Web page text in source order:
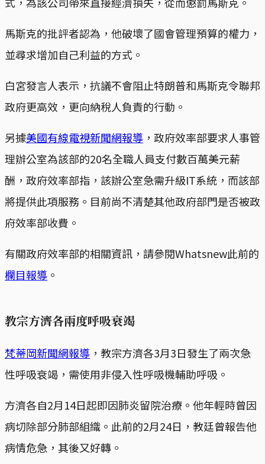
馬斯克的批評者認為，他破壞了國會管理預算的權力，
並尋求增加自己利益的方式。
白宮發言人表示，抗議不會阻止特朗普和馬斯克令聯邦
政府更高效，更向納稅人負責的行動。
另據美國有線電視新聞網報導 ，政府效率部要求人事管
理辦公室為該部的20名全職人員支付數百萬美元薪
酬，政府效率部指，該辦公室急需升級IT系統，而該部
將提供此項服務。目前尚不清楚其他政府部門是否被政
府效率部收費。
有關政府效率部的相關資訊，請參閱Whatsnew此前的
欄目報導 。
教宗方濟各兩度呼吸衰竭
梵蒂岡新聞網報導 ，教宗方濟各3月3日發生了兩次急
性呼吸衰竭，需使用非侵入性呼吸機輔助呼吸。
方濟各自2月14日起即因肺炎留院治療。他年輕時曾因
病切除部分肺部組織。此前的2月24日，教廷曾報告他
病情危急，其後又好轉。